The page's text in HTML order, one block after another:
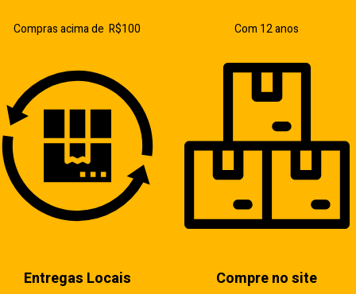
Compras acima de R$100 Com 12 anos
Entregas Locais Compre no site